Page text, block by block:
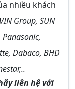
nhiều khách
VIN Group, SUN
Dabaco, BHD
liên hệ với